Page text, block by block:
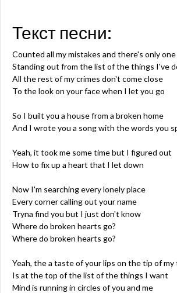
Текст песни:
Counted all my mistakes and there's only one
Standing out from the list of the things I've
All the rest of my crimes don't come close
To the look on your face when I let you go
So I built you a house from a broken home
And I wrote you a song with the words you
Yeah, it took me some time but I figured out
How to fix up a heart that I let down
Now I'm searching every lonely place
Every corner calling out your name
Tryna find you but I just don't know
Where do broken hearts go?
Where do broken hearts go?
Yeah, the a taste of your lips on the tip of
Is at the top of the list of the things I want
Mind is running in circles of you and me